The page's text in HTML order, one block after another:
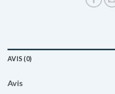
AVIS (0)
Avis